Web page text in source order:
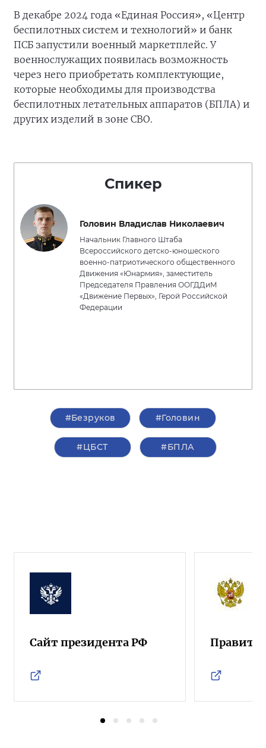
В декабре 2024 года «Единая Россия», «Центр
беспилотных систем и технологий» и банк
ПСБ запустили военный маркетплейс. У
военнослужащих появилась возможность
через него приобретать комплектующие,
которые необходимы для производства
беспилотных летательных аппаратов (БПЛА) и
других изделий в зоне СВО.
Спикер
Головин Владислав Николаевич
Начальник Главного Штаба
Всероссийского детско-юношеского
военно-патриотического общественного
Движения «Юнармия», заместитель
Председателя Правления ООГДДиМ
«Движение Первых», Герой Российской
Федерации
#Безруков #Головин
#ЦБСТ #БПЛА
Сайт президента РФ